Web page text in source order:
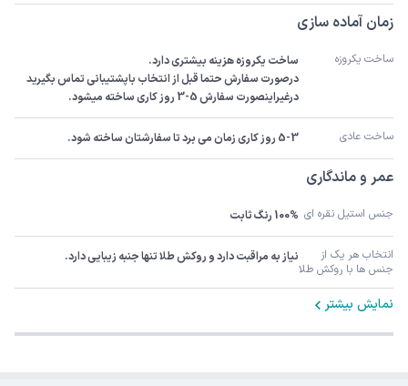
زمان آماده سازی
ساخت یکروزه
درغیراینصورت سفارش 5-3 روز کاری ساخته میشود.
ساخت عادی 5-3 روز کاری زمان می برد تا سفارشتان ساخته شود.
عمر و ماندگاری
جنس استیل نقره ای 100% رنگ ثابت
جنس ها با روکش طلا
نیاز به مراقبت دارد و روکش طلا تنها جنبه زیبایی دارد.
نمایش بیشتر